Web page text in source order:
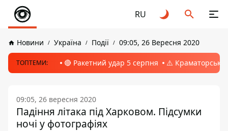
RU
Новини Україна Події 09:05, 26 Вересня 2020
ТОПТЕМИ: 🔴 Ракетний удар 5 серпня ⚠️ Краматорськ,
09:05, 26 вересня 2020
Падіння літака під Харковом. Підсумки
ночі у фотографіях